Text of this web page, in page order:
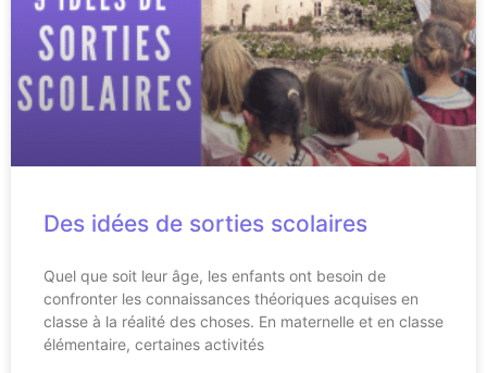
Des idées de sorties scolaires
Quel que soit leur âge, les enfants ont besoin de
confronter les connaissances théoriques acquises en
classe à la réalité des choses. En maternelle et en classe
élémentaire, certaines activités